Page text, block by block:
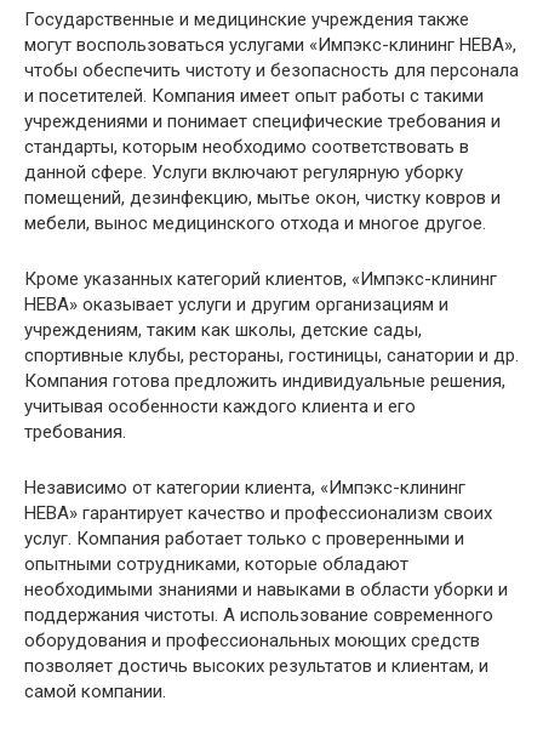
Государственные и медицинские учреждения также
могут воспользоваться услугами «Импэкс-клининг НЕВА»,
чтобы обеспечить чистоту и безопасность для персонала
и посетителей. Компания имеет опыт работы с такими
учреждениями и понимает специфические требования и
стандарты, которым необходимо соответствовать в
данной сфере. Услуги включают регулярную уборку
помещений, дезинфекцию, мытье окон, чистку ковров и
мебели, вынос медицинского отхода и многое другое.
Кроме указанных категорий клиентов, «Импэкс-клининг
НЕВА» оказывает услуги и другим организациям и
учреждениям, таким как школы, детские сады,
спортивные клубы, рестораны, гостиницы, санатории и др.
Компания готова предложить индивидуальные решения,
учитывая особенности каждого клиента и его
требования.
Независимо от категории клиента, «Импэкс-клининг
НЕВА» гарантирует качество и профессионализм своих
услуг. Компания работает только с проверенными и
опытными сотрудниками, которые обладают
необходимыми знаниями и навыками в области уборки и
поддержания чистоты. А использование современного
оборудования и профессиональных моющих средств
позволяет достичь высоких результатов и клиентам, и
самой компании.